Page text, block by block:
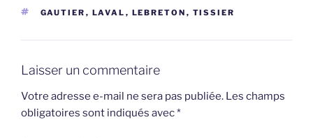
ÉTIQUETTES
GAUTIER , LAVAL , LEBRETON , TISSIER
Laisser un commentaire
Votre adresse e-mail ne sera pas publiée. Les champs
obligatoires sont indiqués avec*